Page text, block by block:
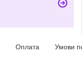
Оплата Умови